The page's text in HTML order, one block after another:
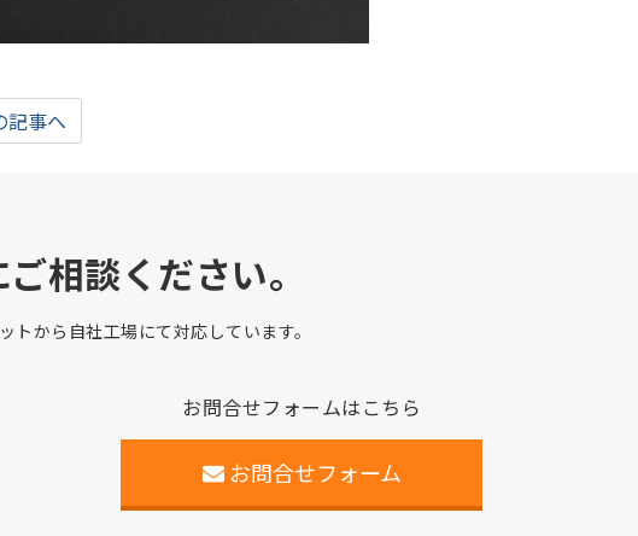
記事へ
相談ください。
から自社工場にて対応しています。
お問合せフォームはこちら
お問合せフォーム